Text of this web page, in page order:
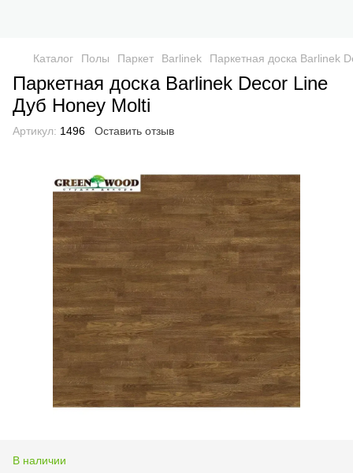
Каталог Полы Паркет Barlinek Паркетная доска Barlinek
Паркетная доска Barlinek Decor Line
Дуб Honey Molti
Артикул: 1496 Оставить отзыв
В наличии